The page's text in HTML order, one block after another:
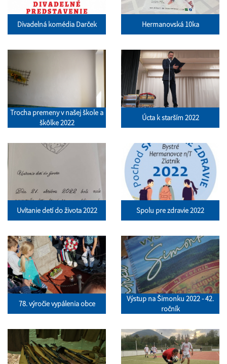
Divadelná komédia Darček Hermanovská 10ka
Trocha premeny v našej škole a
škôlke 2022
Úcta k starším 2022
Uvítanie detí do života 2022 Spolu pre zdravie 2022
78. výročie vypálenia obce
Výstup na Šimonku 2022 - 42.
ročník